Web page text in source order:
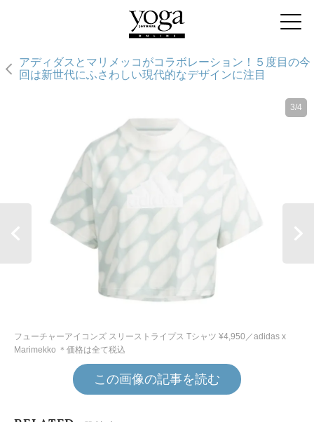
アディダスとマリメッコがコラボレーション！５度目の今
回は新世代にふさわしい現代的なデザインに注目
3/4
フューチャーアイコンズ スリーストライプス Tシャツ ¥4,950／adidas x
Marimekko ＊価格は全て税込
この画像の記事を読む